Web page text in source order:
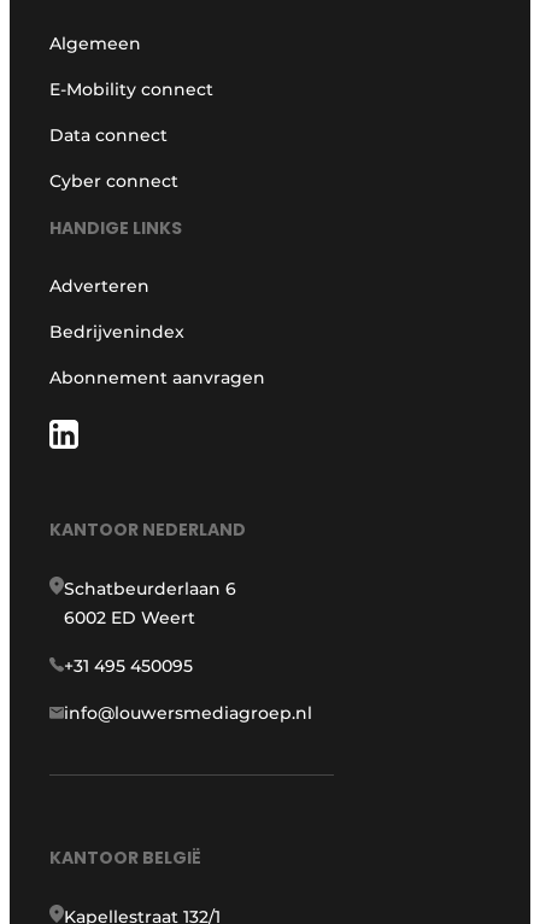
Algemeen
E-Mobility connect
Data connect
Cyber connect
HANDIGE LINKS
Adverteren
Bedrijvenindex
Abonnement aanvragen
KANTOOR NEDERLAND
Schatbeurderlaan 6
6002 ED Weert
+31 495 450095
info@louwersmediagroep.nl
KANTOOR BELGIË
Kapellestraat 132/1